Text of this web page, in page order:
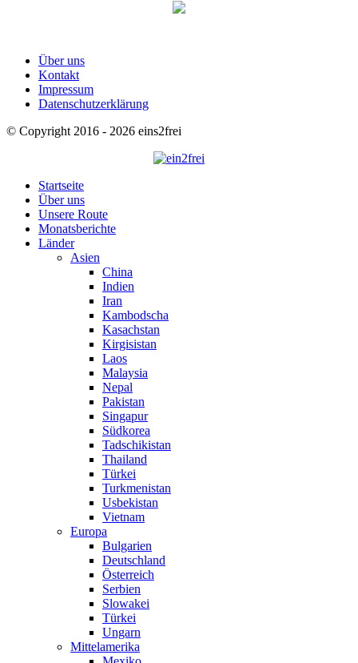
Über uns
Kontakt
Impressum
Datenschutzerklärung
© Copyright 2016 - 2026 eins2frei
Startseite
Über uns
Unsere Route
Monatsberichte
Länder
Asien
China
Indien
Iran
Kambodscha
Kasachstan
Kirgisistan
Laos
Malaysia
Nepal
Pakistan
Singapur
Südkorea
Tadschikistan
Thailand
Türkei
Turkmenistan
Usbekistan
Vietnam
Europa
Bulgarien
Deutschland
Österreich
Serbien
Slowakei
Türkei
Ungarn
Mittelamerika